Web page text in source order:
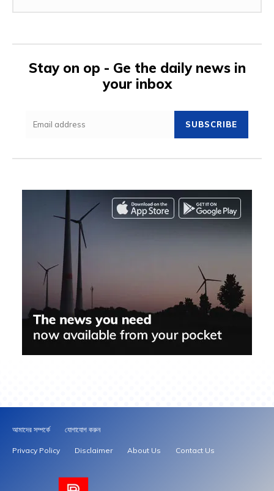
Stay on op - Ge the daily news in
your inbox
SUBSCRIBE
আমাদের সম্পর্কে যোগাযোগ করুন
Privacy Policy Disclaimer About Us Contact Us